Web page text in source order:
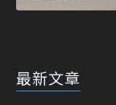
最新文章